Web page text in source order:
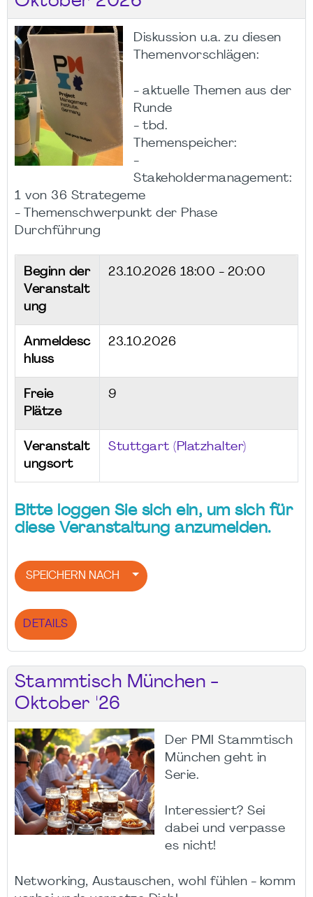
Diskussion u.a. zu diesen
Themenvorschlägen:
- aktuelle Themen aus der
Runde
- tbd.
Themenspeicher:
-
Stakeholdermanagement:
1 von 36 Strategeme
- Themenschwerpunkt der Phase
Durchführung
Beginn der
Veranstalt
ung
23.10.2026 18:00 - 20:00
Anmeldesc
hluss
23.10.2026
Freie
Plätze
9
Veranstalt
ungsort
Stuttgart (Platzhalter)
Bitte loggen Sie sich ein, um sich für
diese Veranstaltung anzumelden.
SPEICHERN NACH
DETAILS
Stammtisch München -
Oktober '26
Der PMI Stammtisch
München geht in
Serie.
Interessiert? Sei
dabei und verpasse
es nicht!
Networking, Austauschen, wohl fühlen - komm